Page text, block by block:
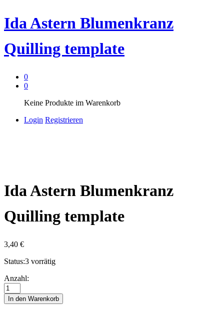
Ida Astern Blumenkranz
Quilling template
0
0
Keine Produkte im Warenkorb
Login Registrieren
Ida Astern Blumenkranz
Quilling template
3,40 €
Status:3 vorrätig
Ida
Astern
Blumenkranz
Quilling
Anzahl:
In den Warenkorb